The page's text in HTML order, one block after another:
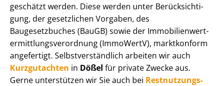
geschätzt werden. Diese werden unter Be­rück­sich­ti­
gung, der gesetzlichen Vorgaben, des
Baugesetzbuches (BauGB) sowie der Im­mo­bi­li­en­wert­
ermitt­lungs­ver­ord­nung (ImmoWertV), marktkonform
angefertigt. Selbst­ver­ständ­lich arbeiten wir auch
Kurzgutachten in Dößel für private Zwecke aus.
Gerne unterstützen wir Sie auch bei Rest­nut­zungs­